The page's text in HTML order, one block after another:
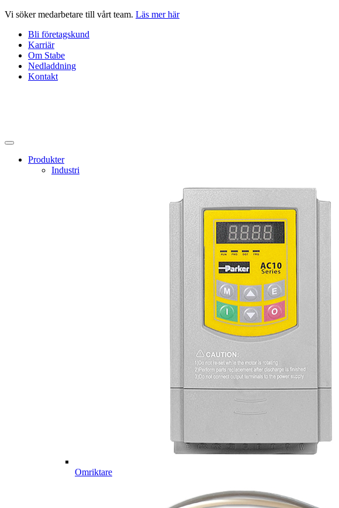
Hoppa
innehåll
Vi söker medarbetare till vårt team. Läs mer här
Bli företagskund
Karriär
Om Stabe
Nedladdning
Kontakt
Produkter
Industri
Omriktare